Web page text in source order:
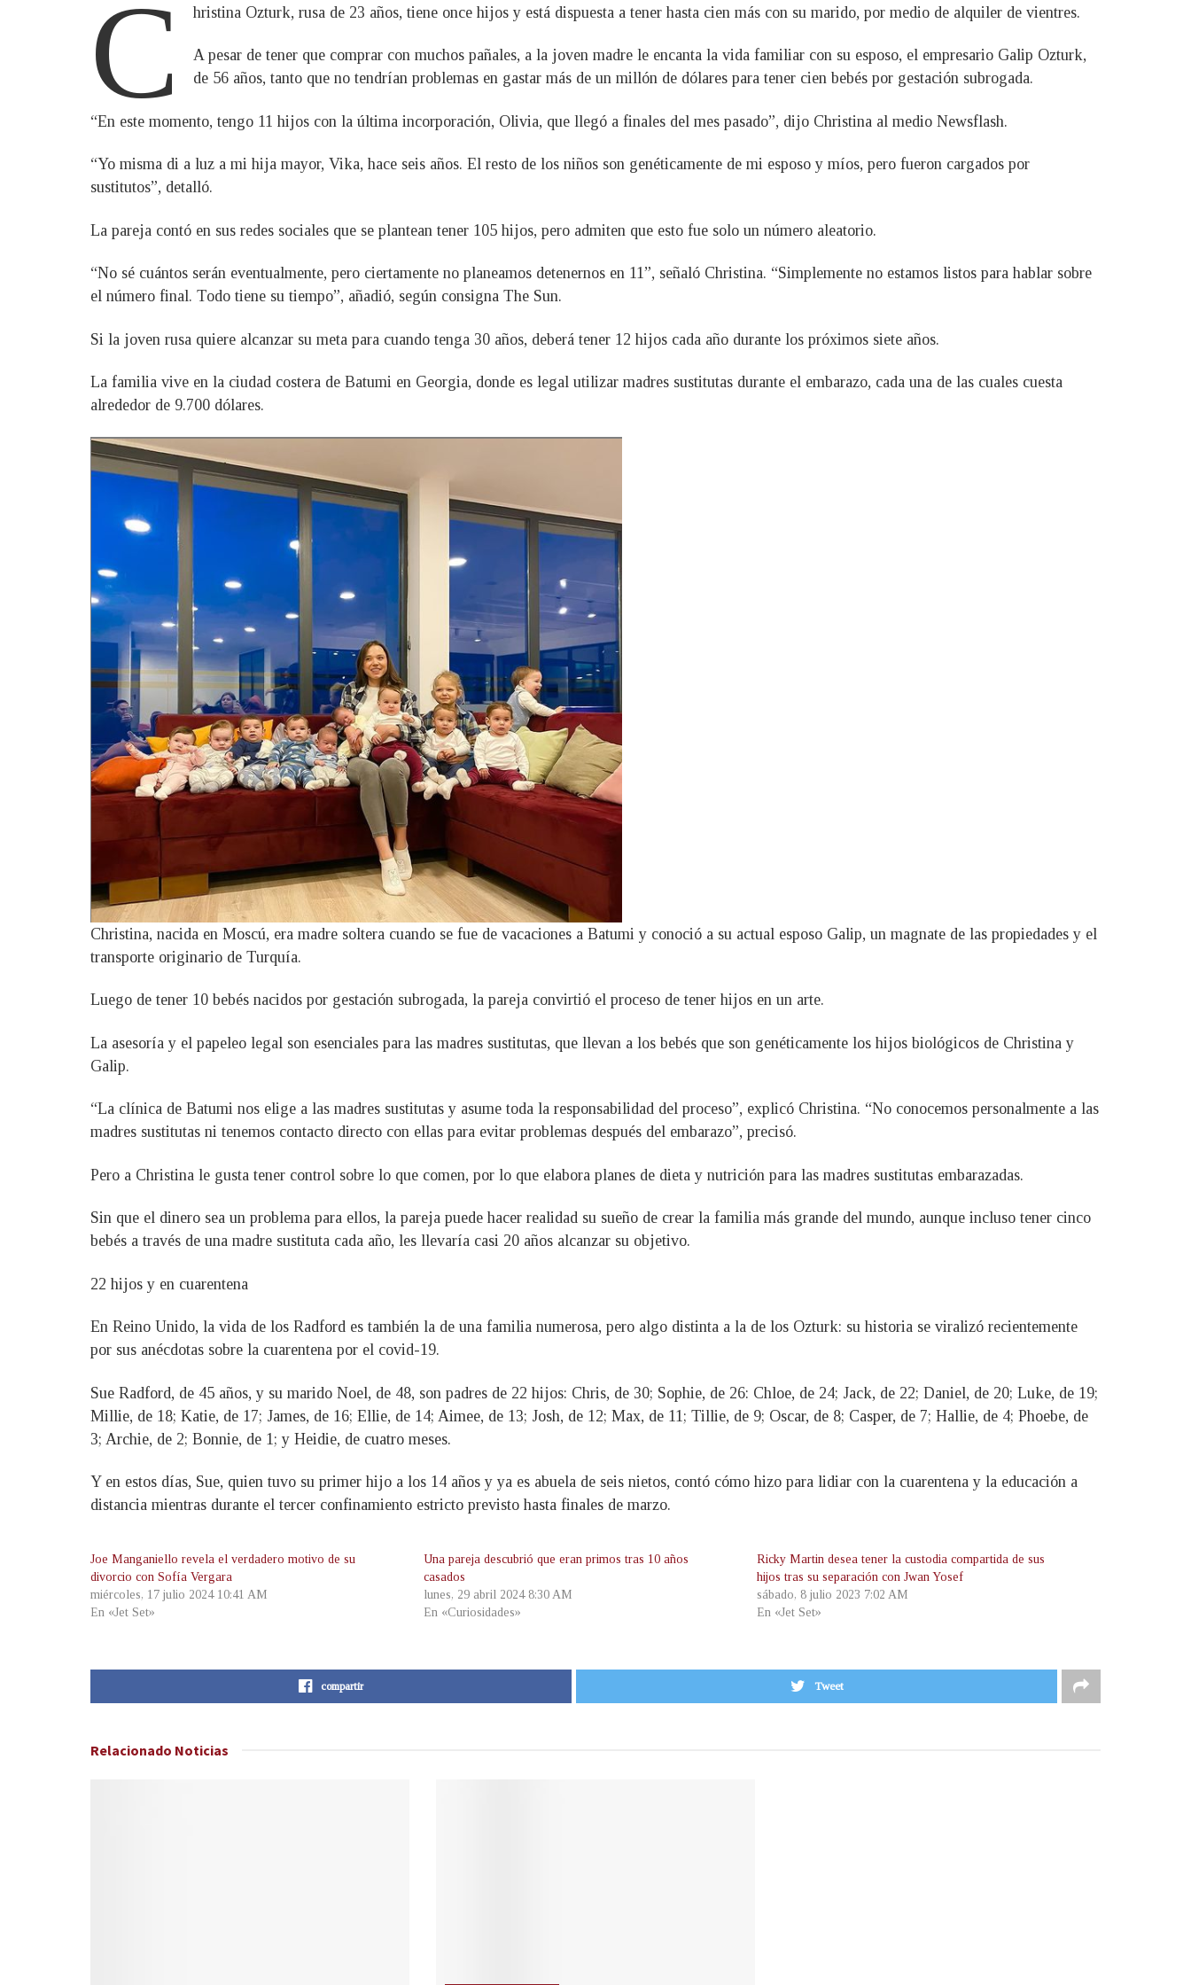
C hristina Ozturk, rusa de 23 años, tiene once hijos y está dispuesta a tener hasta cien más con su marido, por medio de alquiler de vientres.
A pesar de tener que comprar con muchos pañales, a la joven madre le encanta la vida familiar con su esposo, el empresario Galip Ozturk,
de 56 años, tanto que no tendrían problemas en gastar más de un millón de dólares para tener cien bebés por gestación subrogada.
“En este momento, tengo 11 hijos con la última incorporación, Olivia, que llegó a finales del mes pasado”, dijo Christina al medio Newsflash.
“Yo misma di a luz a mi hija mayor, Vika, hace seis años. El resto de los niños son genéticamente de mi esposo y míos, pero fueron cargados por
sustitutos”, detalló.
La pareja contó en sus redes sociales que se plantean tener 105 hijos, pero admiten que esto fue solo un número aleatorio.
“No sé cuántos serán eventualmente, pero ciertamente no planeamos detenernos en 11”, señaló Christina. “Simplemente no estamos listos para hablar sobre
el número final. Todo tiene su tiempo”, añadió, según consigna The Sun.
Si la joven rusa quiere alcanzar su meta para cuando tenga 30 años, deberá tener 12 hijos cada año durante los próximos siete años.
La familia vive en la ciudad costera de Batumi en Georgia, donde es legal utilizar madres sustitutas durante el embarazo, cada una de las cuales cuesta
alrededor de 9.700 dólares.
Christina, nacida en Moscú, era madre soltera cuando se fue de vacaciones a Batumi y conoció a su actual esposo Galip, un magnate de las propiedades y el
transporte originario de Turquía.
Luego de tener 10 bebés nacidos por gestación subrogada, la pareja convirtió el proceso de tener hijos en un arte.
La asesoría y el papeleo legal son esenciales para las madres sustitutas, que llevan a los bebés que son genéticamente los hijos biológicos de Christina y
Galip.
“La clínica de Batumi nos elige a las madres sustitutas y asume toda la responsabilidad del proceso”, explicó Christina. “No conocemos personalmente a las
madres sustitutas ni tenemos contacto directo con ellas para evitar problemas después del embarazo”, precisó.
Pero a Christina le gusta tener control sobre lo que comen, por lo que elabora planes de dieta y nutrición para las madres sustitutas embarazadas.
Sin que el dinero sea un problema para ellos, la pareja puede hacer realidad su sueño de crear la familia más grande del mundo, aunque incluso tener cinco
bebés a través de una madre sustituta cada año, les llevaría casi 20 años alcanzar su objetivo.
22 hijos y en cuarentena
En Reino Unido, la vida de los Radford es también la de una familia numerosa, pero algo distinta a la de los Ozturk: su historia se viralizó recientemente
por sus anécdotas sobre la cuarentena por el covid-19.
Sue Radford, de 45 años, y su marido Noel, de 48, son padres de 22 hijos: Chris, de 30; Sophie, de 26: Chloe, de 24; Jack, de 22; Daniel, de 20; Luke, de 19;
Millie, de 18; Katie, de 17; James, de 16; Ellie, de 14; Aimee, de 13; Josh, de 12; Max, de 11; Tillie, de 9; Oscar, de 8; Casper, de 7; Hallie, de 4; Phoebe, de
3; Archie, de 2; Bonnie, de 1; y Heidie, de cuatro meses.
Y en estos días, Sue, quien tuvo su primer hijo a los 14 años y ya es abuela de seis nietos, contó cómo hizo para lidiar con la cuarentena y la educación a
distancia mientras durante el tercer confinamiento estricto previsto hasta finales de marzo.
Joe Manganiello revela el verdadero motivo de su
divorcio con Sofía Vergara
miércoles, 17 julio 2024 10:41 AM
En «Jet Set»
Una pareja descubrió que eran primos tras 10 años
casados
lunes, 29 abril 2024 8:30 AM
En «Curiosidades»
Ricky Martin desea tener la custodia compartida de sus
hijos tras su separación con Jwan Yosef
sábado, 8 julio 2023 7:02 AM
En «Jet Set»
compartir Tweet
Relacionado Noticias